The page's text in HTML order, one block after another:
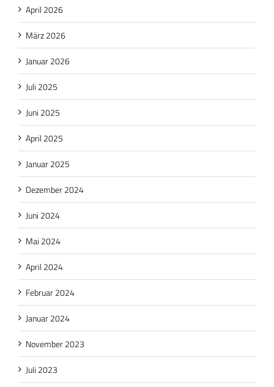
April 2026
März 2026
Januar 2026
Juli 2025
Juni 2025
April 2025
Januar 2025
Dezember 2024
Juni 2024
Mai 2024
April 2024
Februar 2024
Januar 2024
November 2023
Juli 2023